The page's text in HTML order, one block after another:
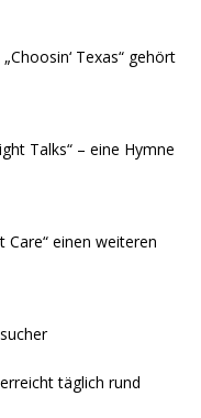
Texas“ gehört
Talks“ – eine Hymne
Care“ einen weiteren
täglich rund